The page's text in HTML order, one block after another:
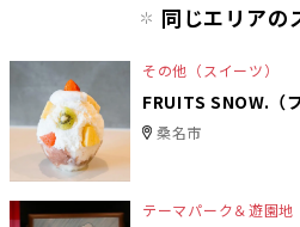
同じエリアの
その他（スイーツ）
FRUITS SNOW.（
桑名市
テーマパーク＆遊園地